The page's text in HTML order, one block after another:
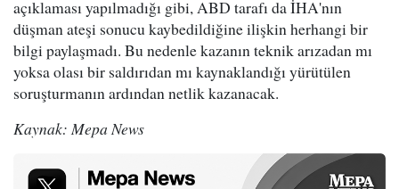
açıklaması yapılmadığı gibi, ABD tarafı da İHA'nın
düşman ateşi sonucu kaybedildiğine ilişkin herhangi bir
bilgi paylaşmadı. Bu nedenle kazanın teknik arızadan mı
yoksa olası bir saldırıdan mı kaynaklandığı yürütülen
soruşturmanın ardından netlik kazanacak.
Kaynak: Mepa News